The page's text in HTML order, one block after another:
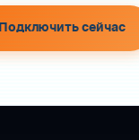
Подключить сейчас